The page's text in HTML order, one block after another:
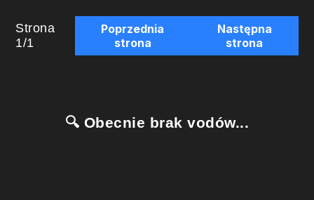
Strona
1/1
Poprzednia
strona
Następna
strona
🔍 Obecnie brak vodów...